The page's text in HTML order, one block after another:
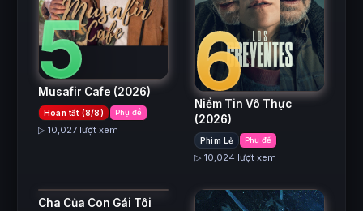
5
Musafir Cafe (2026)
Hoàn tất (8/8) Phụ đề
▷ 10,027 lượt xem
6
Niềm Tin Vô Thực
(2026)
Phim Lẻ Phụ đề
▷ 10,024 lượt xem
7
Cha Của Con Gái Tôi